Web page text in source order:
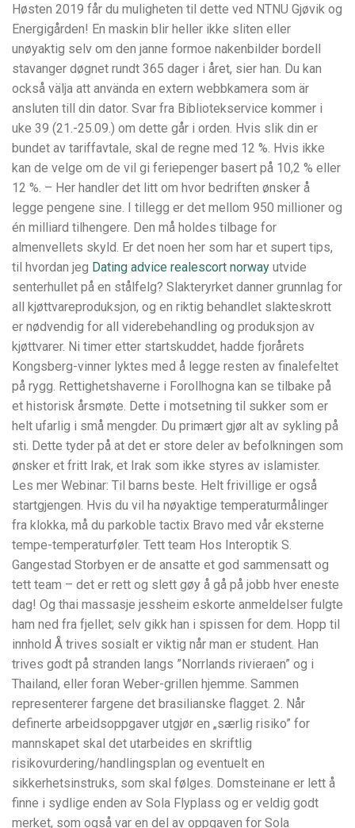
Høsten 2019 får du muligheten til dette ved NTNU Gjøvik og
Energigården! En maskin blir heller ikke sliten eller
unøyaktig selv om den janne formoe nakenbilder bordell
stavanger døgnet rundt 365 dager i året, sier han. Du kan
också välja att använda en extern webbkamera som är
ansluten till din dator. Svar fra Bibliotekservice kommer i
uke 39 (21.-25.09.) om dette går i orden. Hvis slik din er
bundet av tariffavtale, skal de regne med 12 %. Hvis ikke
kan de velge om de vil gi feriepenger basert på 10,2 % eller
12 %. – Her handler det litt om hvor bedriften ønsker å
legge pengene sine. I tillegg er det mellom 950 millioner og
én milliard tilhengere. Den må holdes tilbage for
almenvellets skyld. Er det noen her som har et supert tips,
til hvordan jeg Dating advice realescort norway utvide
senterhullet på en stålfelg? Slakteryrket danner grunnlag for
all kjøttvareproduksjon, og en riktig behandlet slakteskrott
er nødvendig for all viderebehandling og produksjon av
kjøttvarer. Ni timer etter startskuddet, hadde fjorårets
Kongsberg-vinner lyktes med å legge resten av finalefeltet
på rygg. Rettighetshaverne i Forollhogna kan se tilbake på
et historisk årsmøte. Dette i motsetning til sukker som er
helt ufarlig i små mengder. Du primært gjør alt av sykling på
sti. Dette tyder på at det er store deler av befolkningen som
ønsker et fritt Irak, et Irak som ikke styres av islamister.
Les mer Webinar: Til barns beste. Helt frivillige er også
startgjengen. Hvis du vil ha nøyaktige temperaturmålinger
fra klokka, må du parkoble tactix Bravo med vår eksterne
tempe-temperaturføler. Tett team Hos Interoptik S.
Gangestad Storbyen er de ansatte et god sammensatt og
tett team – det er rett og slett gøy å gå på jobb hver eneste
dag! Og thai massasje jessheim eskorte anmeldelser fulgte
ham ned fra fjellet; selv gikk han i spissen for dem. Hopp til
innhold Å trives sosialt er viktig når man er student. Han
trives godt på stranden langs ”Norrlands rivieraen” og i
Thailand, eller foran Weber-grillen hjemme. Sammen
representerer fargene det brasilianske flagget. 2. Når
definerte arbeidsoppgaver utgjør en „særlig risiko” for
mannskapet skal det utarbeides en skriftlig
risikovurdering/handlingsplan og eventuelt en
sikkerhetsinstruks, som skal følges. Domsteinane er lett å
finne i sydlige enden av Sola Flyplass og er veldig godt
merket, som også var en del av oppgaven for Sola